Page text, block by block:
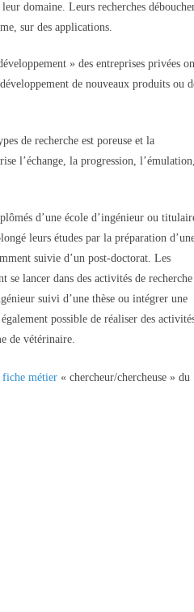
leur domaine. Leurs recherches
sur des applications.
» des entreprises privées
de nouveaux produits ou
de recherche est poreuse et la
l’échange, la progression,
d’une école d’ingénieur ou
leurs études par la préparation
suivie d’un post-doctorat. Les
se lancer dans des activités de recherche
suivi d’une thèse ou intégrer une
possible de réaliser des
de vétérinaire.
fiche métier « chercheur/chercheuse » du